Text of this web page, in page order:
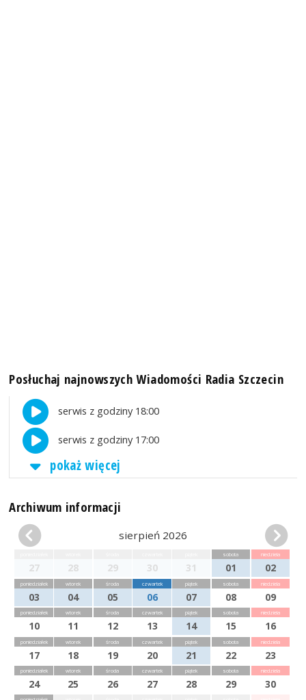
Posłuchaj najnowszych Wiadomości Radia Szczecin
serwis z godziny 18:00
serwis z godziny 17:00
pokaż więcej
Archiwum informacji
sierpień 2026
27 28 29 30 31
sobota
01
niedziela
02
poniedziałek
03
wtorek
04
środa
05
czwartek
06
piątek
07
sobota
08
niedziela
09
poniedziałek
10
wtorek
11
środa
12
czwartek
13
piątek
14
sobota
15
niedziela
16
poniedziałek
17
wtorek
18
środa
19
czwartek
20
piątek
21
sobota
22
niedziela
23
poniedziałek
24
wtorek
25
środa
26
czwartek
27
piątek
28
sobota
29
niedziela
30